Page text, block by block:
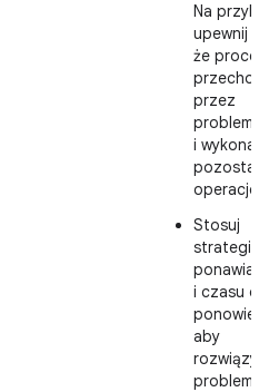
Na
upewnij
że proces
przez
problem,
i wykonaj
pozostałe
operacje.
Stosuj
strategie
i czasu do
aby
problemy